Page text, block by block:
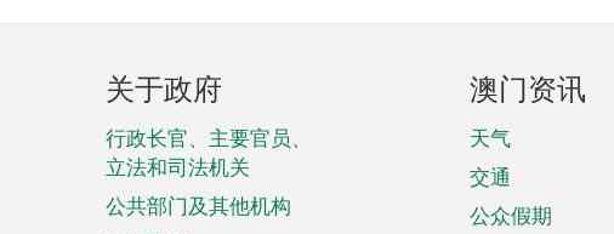
页
脚
菜
单
关于政府
行政长官、主要官员、
立法和司法机关
公共部门及其他机构
澳门资讯
天气
交通
公众假期